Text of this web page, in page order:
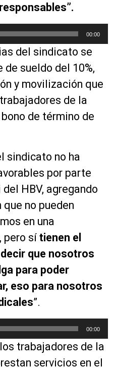
00:00
del sindicato se
de sueldo del 10%,
y movilización que
de la
de término de
sindicato no ha
por parte
HBV, agregando
que no pueden
en una
pero sí tienen el
que nosotros
para poder
eso para nosotros
”.
00:00
trabajadores de la
servicios en el